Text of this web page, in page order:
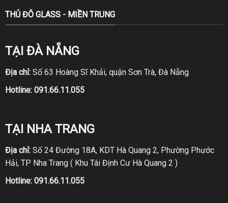
THỦ ĐÔ GLASS - MIỀN TRUNG
TẠI ĐÀ NẴNG
Địa chỉ:Số 63 Hoàng Sĩ Khải, quận Sơn Trà, Đà Nẵng
Hotline: 091.66.11.055
TẠI NHA TRANG
Địa chỉ:Số 24 Đường 18A, KDT Hà Quang 2, Phường Phước
Hải, TP Nha Trang ( Khu Tái Định Cư Hà Quang 2 )
Hotline: 091.66.11.055